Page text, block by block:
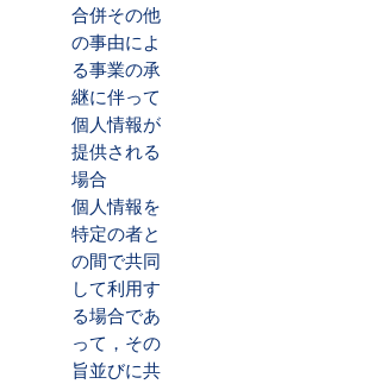
合併その他
の事由によ
る事業の承
継に伴って
個人情報が
提供される
場合
個人情報を
特定の者と
の間で共同
して利用す
る場合であ
って，その
旨並びに共